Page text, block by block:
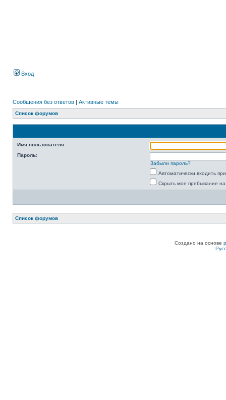
Вход
Сообщения без ответов | Активные темы
Список форумов
Имя пользователя:
Пароль:
Забыли пароль?
Автоматически входить
Скрыть мое пребывание
Список форумов
Создано на основе